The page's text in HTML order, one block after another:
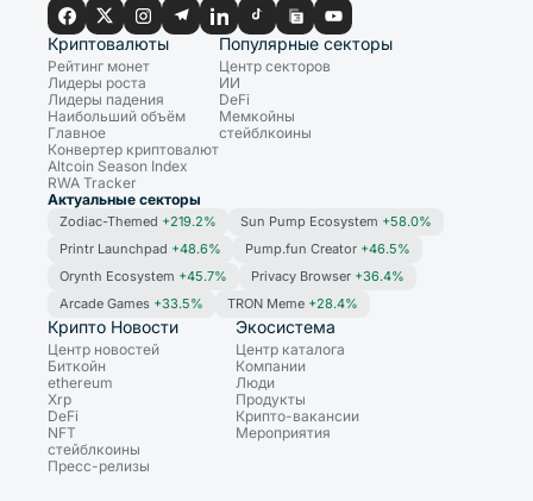
Криптовалюты
Рейтинг монет
Лидеры роста
Лидеры падения
Наибольший объём
Главное
Конвертер криптовалют
Altcoin Season Index
RWA Tracker
Популярные секторы
Центр секторов
ИИ
DeFi
Мемкойны
стейблкоины
Актуальные секторы
Zodiac-Themed +219.2% Sun Pump Ecosystem +58.0%
Printr Launchpad +48.6% Pump.fun Creator +46.5%
Orynth Ecosystem +45.7% Privacy Browser +36.4%
Arcade Games +33.5% TRON Meme +28.4%
Крипто Новости
Центр новостей
Биткойн
ethereum
Xrp
DeFi
NFT
стейблкоины
Пресс-релизы
Экосистема
Центр каталога
Компании
Люди
Продукты
Крипто-вакансии
Мероприятия